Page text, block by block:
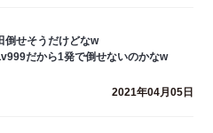
倒せそうだけどなw
だから1発で倒せないのかなw
2021年04月05日